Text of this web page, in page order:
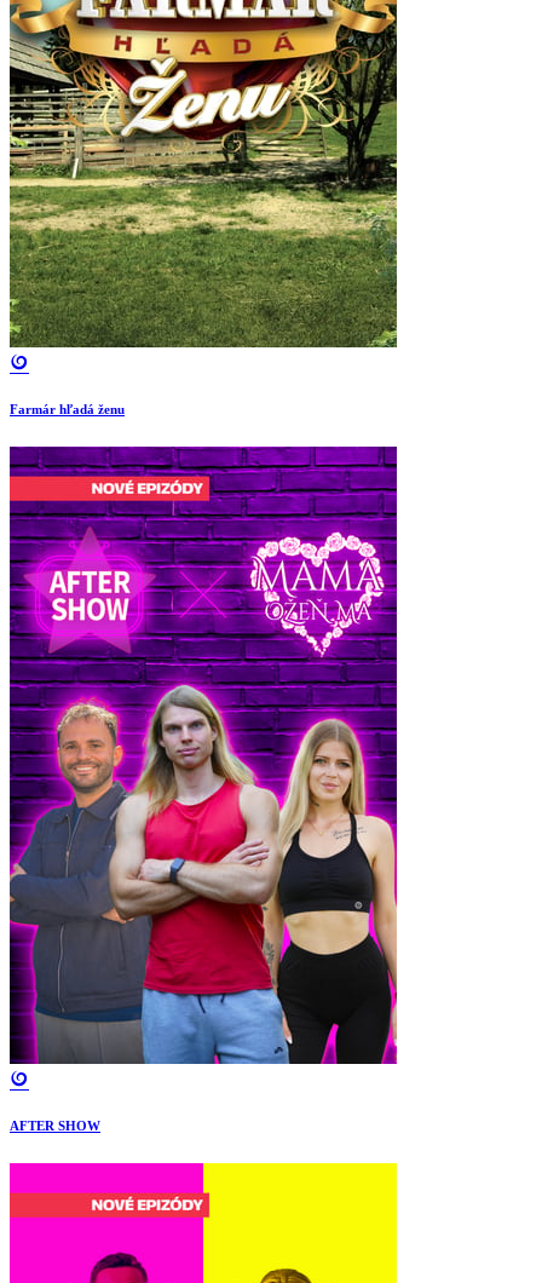
Farmár hľadá ženu
AFTER SHOW